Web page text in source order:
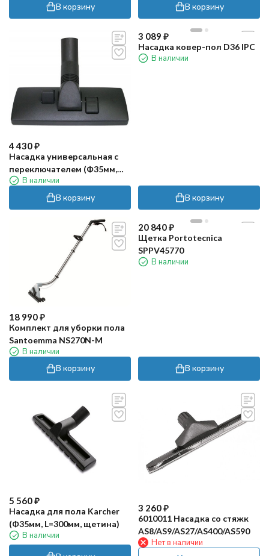
В корзину В корзину
4 430₽
Насадка универсальная с
переключателем (Ф35мм,
L=250мм)
В наличии
В корзину
3 089 ₽
Насадка ковер-пол D36 IPC
В наличии
В корзину
18 990₽
Комплект для уборки пола
Santoemma NS270N-M
В наличии
В корзину
20 840₽
Щетка Portotecnica
SPPV45770
В наличии
В корзину
5 560₽
Насадка для пола Karcher
(Ф35мм, L=300мм, щетина)
В наличии
3 260₽
6010011 Насадка со стяжк
AS8/AS9/AS27/AS400/AS590
Нет в наличии